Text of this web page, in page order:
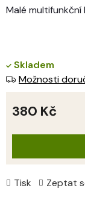
Malé
Tisk Zeptat
Skladem
Možnosti
380 Kč